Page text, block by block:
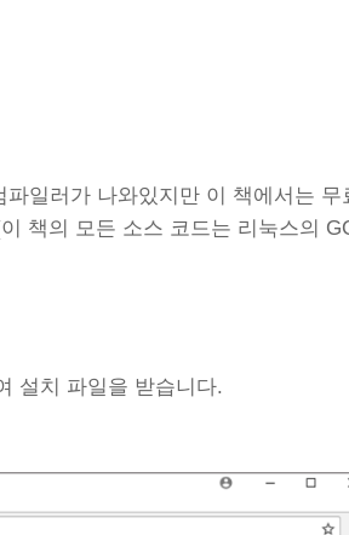
일러가 나와있지만 이 책에서는 무
책의 모든 소스 코드는 리눅스의
설치 파일을 받습니다.